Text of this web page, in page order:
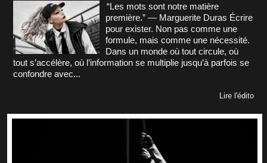
“Les mots sont notre matière
première.” — Marguerite Duras Écrire
pour exister. Non pas comme une
formule, mais comme une nécessité.
Dans un monde où tout circule, où
tout s’accélère, où l’information se multiplie jusqu’à parfois se
confondre avec...
Lire l'édito